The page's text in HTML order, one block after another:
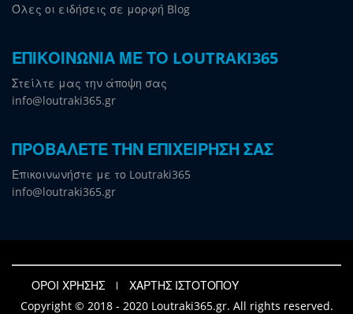
Όλες οι ειδήσεις σε μορφή Blog
ΕΠΙΚΟΙΝΩΝΙΑ ΜΕ ΤΟ LOUTRAKI365
Στείλτε μας την άποψη σας
info@loutraki365.gr
ΠΡΟΒΑΛΕΤΕ ΤΗΝ ΕΠΙΧΕΙΡΗΣΗ ΣΑΣ
Επικοινωνήστε με το Loutraki365
info@loutraki365.gr
ΟΡΟΙ ΧΡΗΣΗΣ
ΧΑΡΤΗΣ ΙΣΤΟΤΟΠΟΥ
Copyright © 2018 - 2020 Loutraki365.gr. All rights reserved.